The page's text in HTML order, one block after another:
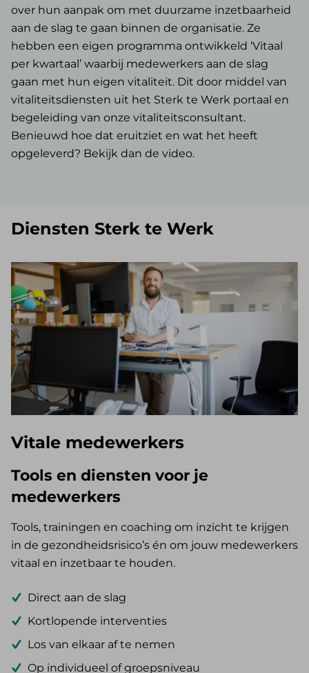
over hun aanpak om met duurzame inzetbaarheid
aan de slag te gaan binnen de organisatie. Ze
hebben een eigen programma ontwikkeld ‘Vitaal
per kwartaal’ waarbij medewerkers aan de slag
gaan met hun eigen vitaliteit. Dit door middel van
vitaliteitsdiensten uit het Sterk te Werk portaal en
begeleiding van onze vitaliteitsconsultant.
Benieuwd hoe dat eruitziet en wat het heeft
opgeleverd? Bekijk dan de video.
Diensten Sterk te Werk
Vitale medewerkers
Tools en diensten voor je
medewerkers
Tools, trainingen en coaching om inzicht te krijgen
in de gezondheidsrisico’s én om jouw medewerkers
vitaal en inzetbaar te houden.
Direct aan de slag
Kortlopende interventies
Los van elkaar af te nemen
Op individueel of groepsniveau